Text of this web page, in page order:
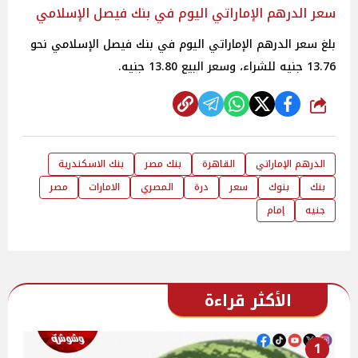
سعر الدرهم الإماراتي اليوم في بنك فيصل الإسلامي
بلغ سعر الدرهم الإماراتي اليوم في بنك فيصل الإسلامي نحو
13.76 جنيه للشراء، وسعر البيع 13.80 جنيه.
شارك
الدرهم الإماراتي القاهرة بنك مصر
بنك الاسكندرية
بنك
بنوك سعر درة المصري الامارات
مصر
جنيه
إمام
الأكثر قراءة
1